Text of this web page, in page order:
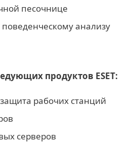
песочнице
анализу
продуктов ESET:
рабочих станций
серверов